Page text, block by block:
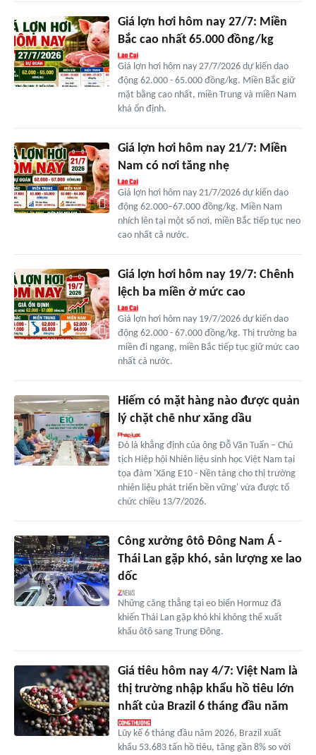
Giá lợn hơi hôm nay 27/7: Miền
Bắc cao nhất 65.000 đồng/kg
Giá lợn hơi hôm nay 27/7/2026 dự kiến dao
động 62.000 - 65.000 đồng/kg. Miền Bắc giữ
mặt bằng cao nhất, miền Trung và miền Nam
khá ổn định.
Giá lợn hơi hôm nay 21/7: Miền
Nam có nơi tăng nhẹ
Giá lợn hơi hôm nay 21/7/2026 dự kiến dao
động 62.000–67.000 đồng/kg. Miền Nam
nhích lên tại một số nơi, miền Bắc tiếp tục neo
cao nhất cả nước.
Giá lợn hơi hôm nay 19/7: Chênh
lệch ba miền ở mức cao
Giá lợn hơi hôm nay 19/7/2026 dự kiến dao
động 62.000 - 67.000 đồng/kg. Thị trường ba
miền đi ngang, miền Bắc tiếp tục giữ mức cao
nhất cả nước.
Hiếm có mặt hàng nào được quản
lý chặt chẽ như xăng dầu
Đó là khẳng định của ông Đỗ Văn Tuấn – Chủ
tịch Hiệp hội Nhiên liệu sinh học Việt Nam tại
tọa đàm 'Xăng E10 - Nền tảng cho thị trường
nhiên liệu phát triển bền vững' vừa được tổ
chức chiều 13/7/2026.
Công xưởng ôtô Đông Nam Á -
Thái Lan gặp khó, sản lượng xe lao
dốc
Những căng thẳng tại eo biển Hormuz đã
khiến Thái Lan gặp khó khi không thể xuất
khẩu ôtô sang Trung Đông.
Giá tiêu hôm nay 4/7: Việt Nam là
thị trường nhập khẩu hồ tiêu lớn
nhất của Brazil 6 tháng đầu năm
Lũy kế 6 tháng đầu năm 2026, Brazil xuất
khẩu 53.683 tấn hồ tiêu, tăng gần 8% so với